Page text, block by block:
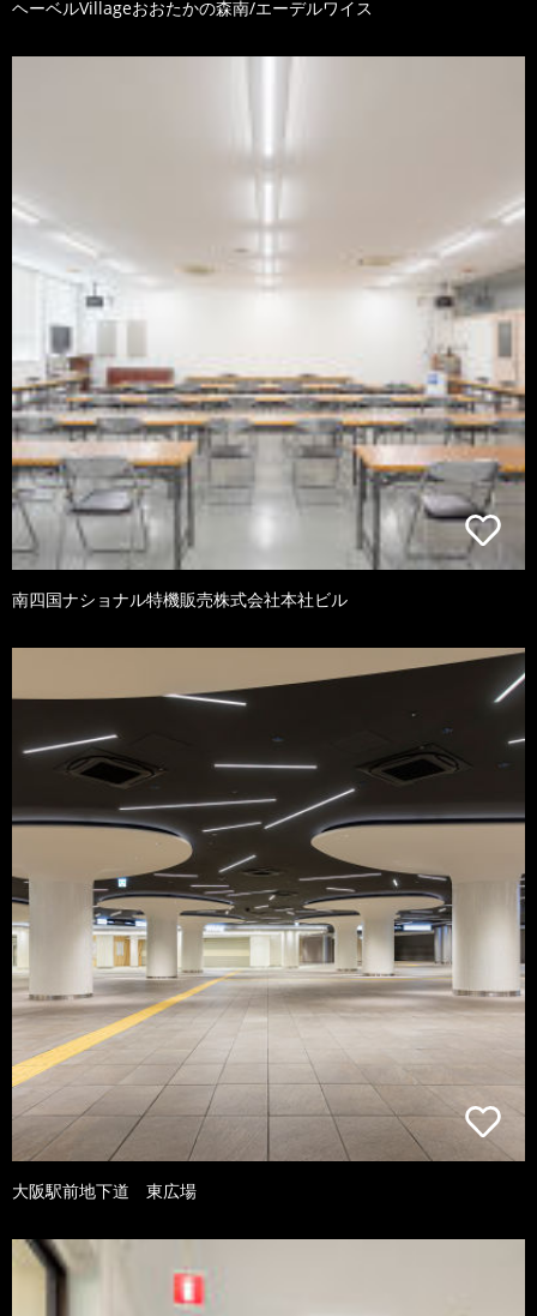
ヘーベルVillageおおたかの森南/エーデルワイス
南四国ナショナル特機販売株式会社本社ビル
大阪駅前地下道 東広場